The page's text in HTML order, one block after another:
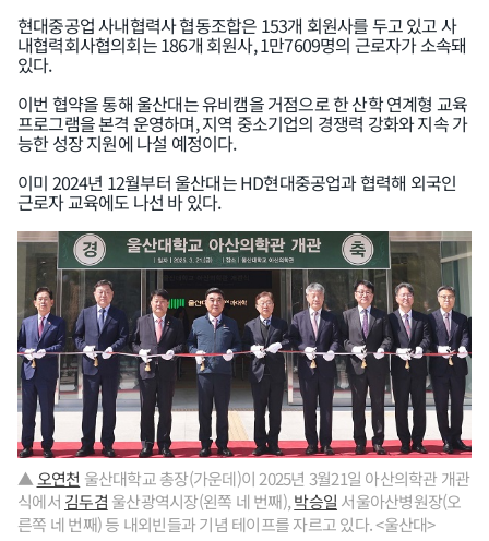
현대중공업 사내협력사 협동조합은 153개 회원사를 두고 있고 사
내협력회사협의회는 186개 회원사, 1만7609명의 근로자가 소속돼
있다.
이번 협약을 통해 울산대는 유비캠을 거점으로 한 산학 연계형 교육
프로그램을 본격 운영하며, 지역 중소기업의 경쟁력 강화와 지속 가
능한 성장 지원에 나설 예정이다.
이미 2024년 12월부터 울산대는 HD현대중공업과 협력해 외국인
근로자 교육에도 나선 바 있다.
▲오연천 울산대학교 총장(가운데)이 2025년 3월21일 아산의학관 개관
식에서 김두겸 울산광역시장(왼쪽 네 번째),박승일 서울아산병원장(오
른쪽 네 번째) 등 내외빈들과 기념 테이프를 자르고 있다. <울산대>